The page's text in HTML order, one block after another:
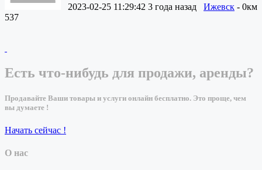
2023-02-25 11:29:42 3 года назад Ижевск - 0км
537
Есть что-нибудь для продажи, аренды?
Продавайте Ваши товары и услуги онлайн бесплатно. Это проще, чем
вы думаете !
Начать сейчас !
О нас